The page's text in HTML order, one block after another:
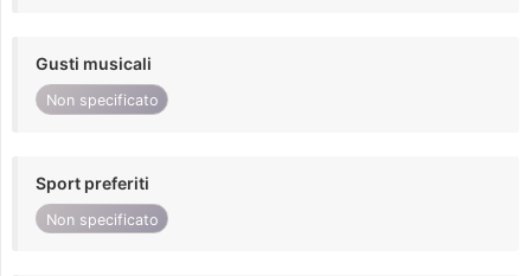
Gusti musicali
Non specificato
Sport preferiti
Non specificato